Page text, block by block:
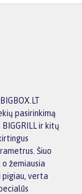
pasirinkimą
ir kitų
Šiuo
žemiausia
pigiau, verta